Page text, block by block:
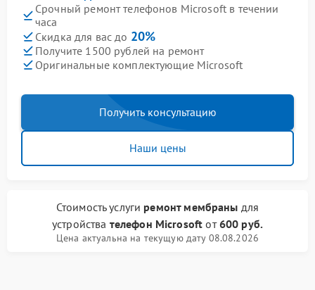
Срочный ремонт телефонов Microsoft в течении
часа
Скидка для вас до 20%
Получите 1500 рублей на ремонт
Оригинальные комплектующие Microsoft
Получить консультацию
Наши цены
Стоимость услуги ремонт мембраны для
устройства телефон Microsoft от600 руб.
Цена актуальна на текущую дату 08.08.2026